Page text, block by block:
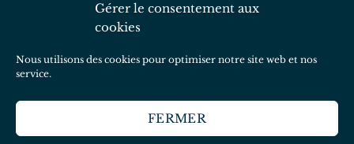
Gérer le consentement aux
cookies
Nous utilisons des cookies pour optimiser notre site web et nos
service.
FERMER
Mentions légales
Politique de cookies